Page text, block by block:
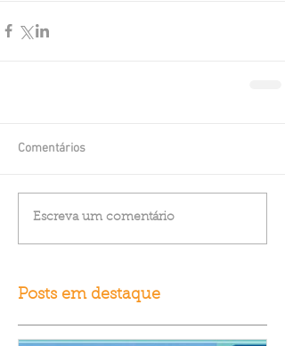
Comentários
Escreva um comentário
Posts em destaque